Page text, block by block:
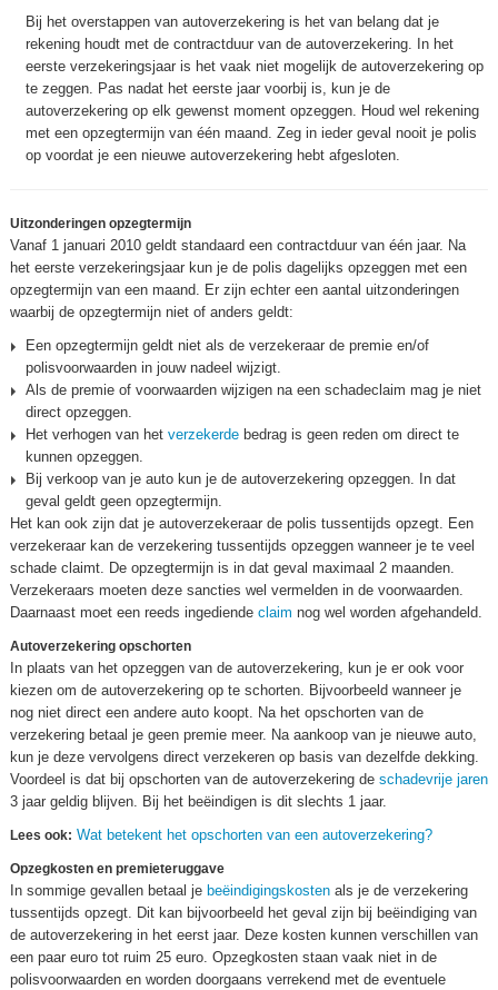
Bij het overstappen van autoverzekering is het van belang dat je
rekening houdt met de contractduur van de autoverzekering. In het
eerste verzekeringsjaar is het vaak niet mogelijk de autoverzekering op
te zeggen. Pas nadat het eerste jaar voorbij is, kun je de
autoverzekering op elk gewenst moment opzeggen. Houd wel rekening
met een opzegtermijn van één maand. Zeg in ieder geval nooit je polis
op voordat je een nieuwe autoverzekering hebt afgesloten.
Uitzonderingen opzegtermijn
Vanaf 1 januari 2010 geldt standaard een contractduur van één jaar. Na
het eerste verzekeringsjaar kun je de polis dagelijks opzeggen met een
opzegtermijn van een maand. Er zijn echter een aantal uitzonderingen
waarbij de opzegtermijn niet of anders geldt:
Een opzegtermijn geldt niet als de verzekeraar de premie en/of
polisvoorwaarden in jouw nadeel wijzigt.
Als de premie of voorwaarden wijzigen na een schadeclaim mag je niet
direct opzeggen.
Het verhogen van het verzekerde bedrag is geen reden om direct te
kunnen opzeggen.
Bij verkoop van je auto kun je de autoverzekering opzeggen. In dat
geval geldt geen opzegtermijn.
Het kan ook zijn dat je autoverzekeraar de polis tussentijds opzegt. Een
verzekeraar kan de verzekering tussentijds opzeggen wanneer je te veel
schade claimt. De opzegtermijn is in dat geval maximaal 2 maanden.
Verzekeraars moeten deze sancties wel vermelden in de voorwaarden.
Daarnaast moet een reeds ingediende claim nog wel worden afgehandeld.
Autoverzekering opschorten
In plaats van het opzeggen van de autoverzekering, kun je er ook voor
kiezen om de autoverzekering op te schorten. Bijvoorbeeld wanneer je
nog niet direct een andere auto koopt. Na het opschorten van de
verzekering betaal je geen premie meer. Na aankoop van je nieuwe auto,
kun je deze vervolgens direct verzekeren op basis van dezelfde dekking.
Voordeel is dat bij opschorten van de autoverzekering de schadevrije jaren
3 jaar geldig blijven. Bij het beëindigen is dit slechts 1 jaar.
Lees ook: Wat betekent het opschorten van een autoverzekering?
Opzegkosten en premieteruggave
In sommige gevallen betaal je beëindigingskosten als je de verzekering
tussentijds opzegt. Dit kan bijvoorbeeld het geval zijn bij beëindiging van
de autoverzekering in het eerst jaar. Deze kosten kunnen verschillen van
een paar euro tot ruim 25 euro. Opzegkosten staan vaak niet in de
polisvoorwaarden en worden doorgaans verrekend met de eventuele